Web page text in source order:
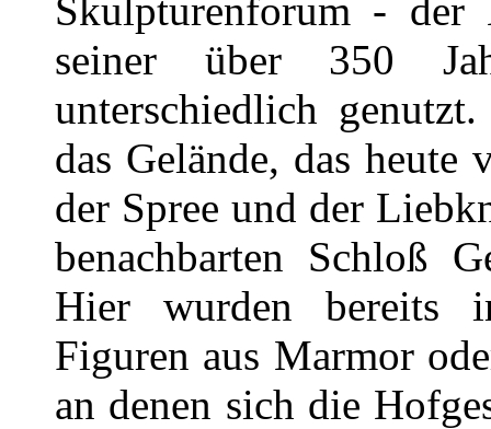
Skulpturenforum - der
seiner über 350
unterschiedlich
das Gelände, das
der Spree und der
benachbarten Schloß
Hier wurden bereits
Figuren aus Marmor
an denen sich die